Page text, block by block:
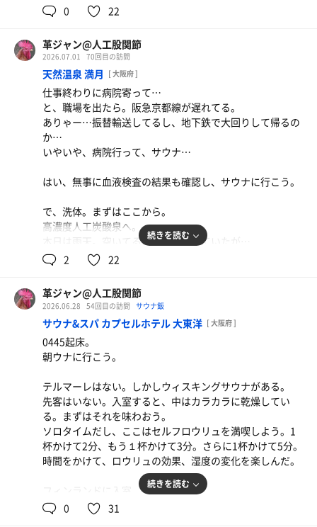
栄養いっぱい、美味しいレバニラ。時々、無性に食べ
初めての施設。まずは構造を目視で確認。
サ室が80人と謳っているが、なるほどカランの数も相当。
…イスと桶は…カンデオホテルズ岸辺のモノと同型か？
洗い場を抜けると眼前は露天スペース。その手前に浴槽が
2つ。左奥から、あつ湯、ぬる湯。露天スペースの出入り
口、ロウリュサウナ(黙浴)。サ室前にはシャワーが2基…1
基故障中。
露天スペースに出ると、広い空間。右手に水風呂とメイン
炭酸泉の広い湯舟が広がる。最奥には天然温泉。広い湯舟
以上、了解した。
まずは天然温泉から楽しもう。
ウリュにも遭遇。
ぬる湯に入ってロウリュサウナへ。
あつ湯からシャワーをして終了。
おっさん一人旅ゆえ、3階の施設は使わなかったけれど、
近くに来る事があれば再訪は確定レベル。
よい施設でございます。
その他個人的には…
ロウリュサウナの方が好み。
マナーの悪い人多い(タオル不所持、長椅子寝転びなど)。
ココ単体を目的にするには弱い。
あつ湯があるから救われるけど、湯の温度は低め。
露天スペースがゴチャついてなくて良い。
和風ゴリ押しがなくて程良い感じ。
などなど。
0 22
革ジャン@人工股関節
2026.07.01 70回目の訪問
天然温泉 満月 [ 大阪府 ]
仕事終わりに病院寄って…
と、職場を出たら。阪急京都線が遅れてる。
ありゃー…振替輸送してるし、地下鉄で大回りして帰るの
か…
いやいや、病院行って、サウナ…
はい、無事に血液検査の結果も確認し、サウナに行こう。
で、洗体。まずはここから。
高濃度人工炭酸泉へ。
本日は雨天。空いてるだろうと思っていたが…
サ室へ…。
ああ！中で立ちが発生してる！
…3段目、座れるけど。
コチラのサ室、下段の人気が地味にある。
すきま風が入ってくるし、温度的に…とおもうのだけ
ど…。
まあ、人の好みはそれぞれですね。
…雨ですのぅ…と身体で感じつつ休憩。
露天温泉に浸かり、2セット目。
も一度8分。少し長めに水風呂を味わい、外気浴。
少し身体が冷えるくらいで内湯に向う。
まずは半身浴。
手足が温まったら、肩まで浸る。
水でシャワーして、本日のサウナ終了。
続きを読む
2 22
革ジャン@人工股関節
2026.06.28 54回目の訪問 サウナ飯
サウナ&スパ カプセルホテル 大東洋 [ 大阪府 ]
0445起床。
朝ウナに行こう。
テルマーレはない。しかしウィスキングサウナがある。
先客はいない。入室すると、中はカラカラに乾燥してい
る。まずはそれを味わおう。
ソロタイムだし、ここはセルフロウリュを満喫しよう。1
杯かけて2分、もう１杯かけて3分。さらに1杯かけて5分。
時間をかけて、ロウリュの効果、湿度の変化を楽しんだ。
フィンランドに入室。
またもソロ、と思いきや2分でイチャつくカップルが入っ
続きを読む
0 31